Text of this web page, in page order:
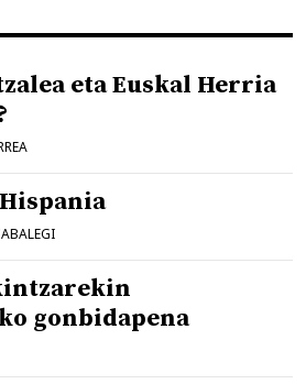
eta Euskal Herria
gonbidapena